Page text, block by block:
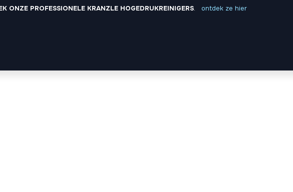
ONZE PROFESSIONELE KRANZLE HOGEDRUKREINIGERS. ontdek ze hier